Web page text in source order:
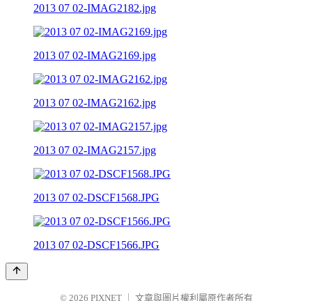
2013 07 02-IMAG2182.jpg
2013 07 02-IMAG2169.jpg
2013 07 02-IMAG2162.jpg
2013 07 02-IMAG2157.jpg
2013 07 02-DSCF1568.JPG
2013 07 02-DSCF1566.JPG
© 2026 PIXNET 文章與圖片權利屬原作者所有